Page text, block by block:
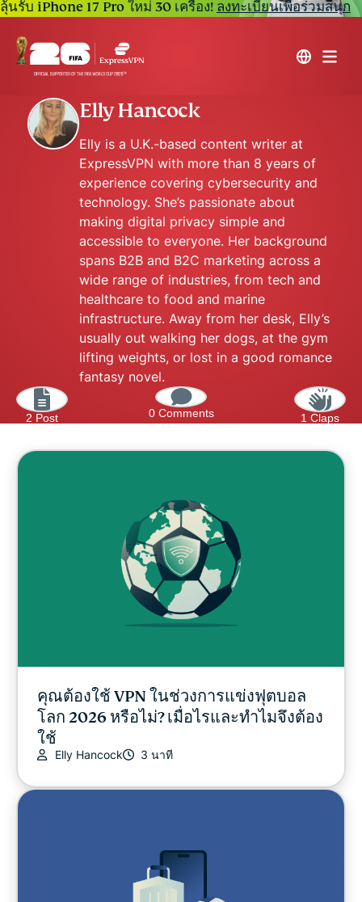
ลุ้นรับ iPhone 17 Pro ใหม่ 30 เครื่อง! ลงทะเบียนเพื่อร่วมสนุก
Elly Hancock
Elly is a U.K.-based content writer at
ExpressVPN with more than 8 years of
experience covering cybersecurity and
technology. She’s passionate about
making digital privacy simple and
accessible to everyone. Her background
spans B2B and B2C marketing across a
wide range of industries, from tech and
healthcare to food and marine
infrastructure. Away from her desk, Elly’s
usually out walking her dogs, at the gym
lifting weights, or lost in a good romance
fantasy novel.
2 Post 0 Comments 1 Claps
คุณต้องใช้ VPN ในช่วงการแข่งฟุตบอล
โลก 2026 หรือไม่? เมื่อไรและทำไมจึงต้อง
ใช้
Elly Hancock 3 นาที